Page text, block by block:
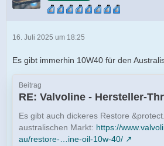
16. Juli 2025 um 18:25
Es gibt immerhin 10W40 für den
Beitrag
RE: Valvoline - Hersteller-
Es gibt auch dickeres Restore
australischen Markt: https://
au/restore-…ine-oil-10w-40/